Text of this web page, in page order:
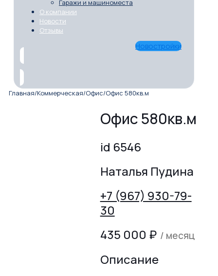
Гаражи и машиноместа
О компании
Новости
Отзывы
Новостройки
Главная/Коммерческая/Офис/Офис 580кв.м
Офис 580кв.м
id 6546
Наталья Пудина
+7 (967) 930-79-
30
435 000 ₽ / месяц
Описание